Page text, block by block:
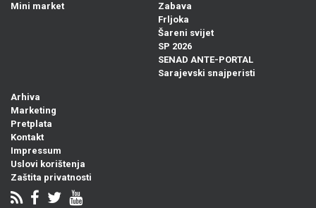
Mini market
Zabava
Frljoka
Šareni svijet
SP 2026
SENAD ANTE-PORTAL
Sarajevski snajperisti
Arhiva
Marketing
Pretplata
Kontakt
Impressum
Uslovi korištenja
Zaštita privatnosti